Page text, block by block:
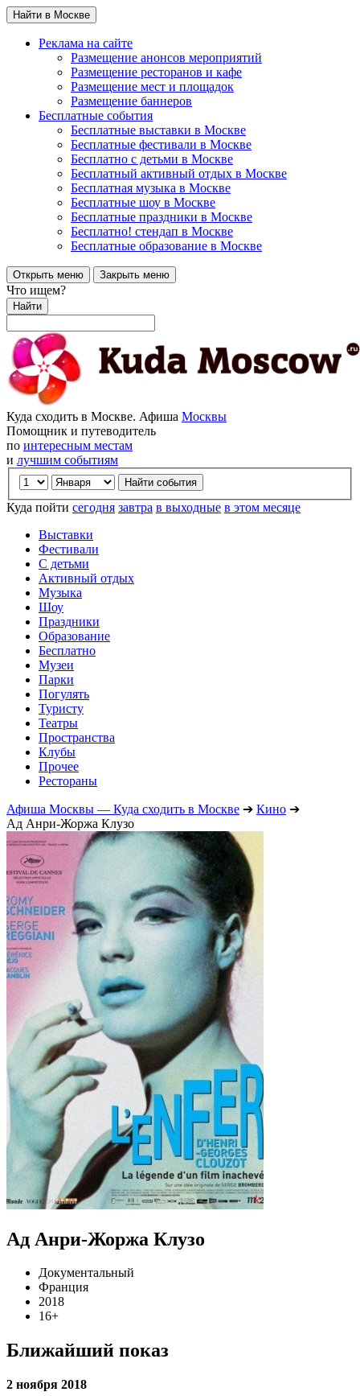
Найти в Москве
Реклама на сайте
Размещение анонсов мероприятий
Размещение ресторанов и кафе
Размещение мест и площадок
Размещение баннеров
Бесплатные события
Бесплатные выставки в Москве
Бесплатные фестивали в Москве
Бесплатно с детьми в Москве
Бесплатный активный отдых в Москве
Бесплатная музыка в Москве
Бесплатные шоу в Москве
Бесплатные праздники в Москве
Бесплатно! стендап в Москве
Бесплатные образование в Москве
Открыть меню Закрыть меню
Что ищем?
Найти
Куда сходить в Москве. Афиша Москвы
Помощник и путеводитель
по интересным местам
и лучшим событиям
Куда пойти сегодня завтра в выходные в этом месяце
Выставки
Фестивали
С детьми
Активный отдых
Музыка
Шоу
Праздники
Образование
Бесплатно
Музеи
Парки
Погулять
Туристу
Театры
Пространства
Клубы
Прочее
Рестораны
Афиша Москвы — Куда сходить в Москве ➔ Кино ➔
Ад Анри-Жоржа Клузо
Ад Анри-Жоржа Клузо
Документальный
Франция
2018
16+
Ближайший показ
2 ноября 2018